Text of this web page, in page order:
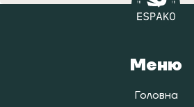
Меню
Головна